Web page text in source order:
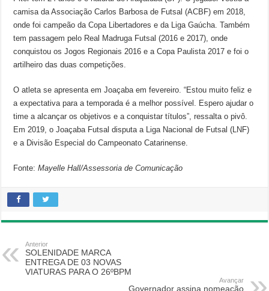
camisa da Associação Carlos Barbosa de Futsal (ACBF) em 2018,
onde foi campeão da Copa Libertadores e da Liga Gaúcha. Também
tem passagem pelo Real Madruga Futsal (2016 e 2017), onde
conquistou os Jogos Regionais 2016 e a Copa Paulista 2017 e foi o
artilheiro das duas competições.
O atleta se apresenta em Joaçaba em fevereiro. “Estou muito feliz e
a expectativa para a temporada é a melhor possível. Espero ajudar o
time a alcançar os objetivos e a conquistar títulos”, ressalta o pivô.
Em 2019, o Joaçaba Futsal disputa a Liga Nacional de Futsal (LNF)
e a Divisão Especial do Campeonato Catarinense.
Fonte:Mayelle Hall/Assessoria de Comunicação
Anterior
SOLENIDADE MARCA
ENTREGA DE 03 NOVAS
VIATURAS PARA O 26ºBPM
Avançar
Governador assina nomeação